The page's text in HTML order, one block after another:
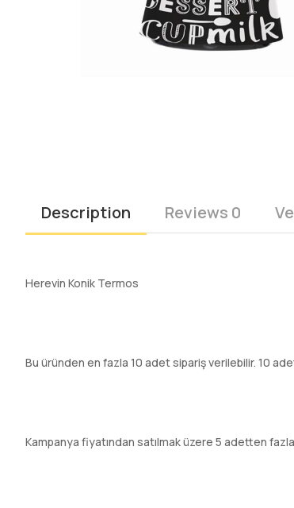
Description Reviews 0
Herevin Konik Termos
Bu üründen en fazla 10 adet sipariş verilebilir. 10
Kampanya fiyatından satılmak üzere 5 adetten